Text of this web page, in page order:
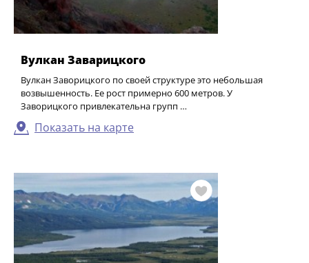
Вулкан Заварицкого
Вулкан Заворицкого по своей структуре это небольшая
возвышенность. Ее рост примерно 600 метров. У
Заворицкого привлекательна групп …
Показать на карте